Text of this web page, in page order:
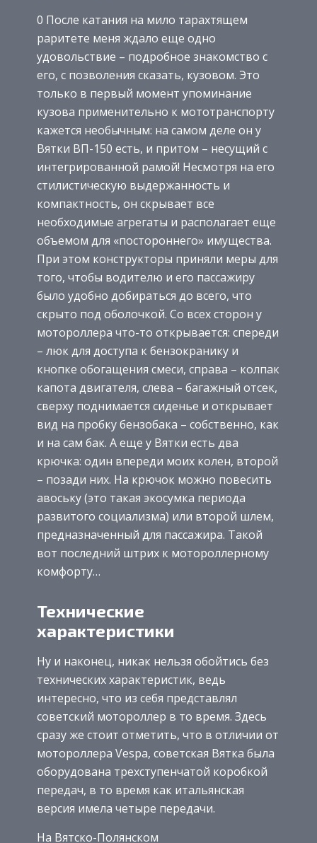
0 После катания на мило тарахтящем
раритете меня ждало еще одно
удовольствие – подробное знакомство с
его, с позволения сказать, кузовом. Это
только в первый момент упоминание
кузова применительно к мототранспорту
кажется необычным: на самом деле он у
Вятки ВП-150 есть, и притом – несущий с
интегрированной рамой! Несмотря на его
стилистическую выдержанность и
компактность, он скрывает все
необходимые агрегаты и располагает еще
объемом для «постороннего» имущества.
При этом конструкторы приняли меры для
того, чтобы водителю и его пассажиру
было удобно добираться до всего, что
скрыто под оболочкой. Со всех сторон у
мотороллера что-то открывается: спереди
– люк для доступа к бензокранику и
кнопке обогащения смеси, справа – колпак
капота двигателя, слева – багажный отсек,
сверху поднимается сиденье и открывает
вид на пробку бензобака – собственно, как
и на сам бак. А еще у Вятки есть два
крючка: один впереди моих колен, второй
– позади них. На крючок можно повесить
авоську (это такая экосумка периода
развитого социализма) или второй шлем,
предназначенный для пассажира. Такой
вот последний штрих к мотороллерному
комфорту…
Технические
характеристики
Ну и наконец, никак нельзя обойтись без
технических характеристик, ведь
интересно, что из себя представлял
советский мотороллер в то время. Здесь
сразу же стоит отметить, что в отличии от
мотороллера Vespa, советская Вятка была
оборудована трехступенчатой коробкой
передач, в то время как итальянская
версия имела четыре передачи.
На Вятско-Полянском